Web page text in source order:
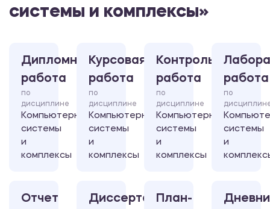
системы и комплексы»
Дипломная
работа
по
дисциплине
Компьютерные
системы
и
комплексы
Курсовая
работа
по
дисциплине
Компьютерные
системы
и
комплексы
Контрольная
работа
по
дисциплине
Компьютерные
системы
и
комплексы
работа
по
системы
и
Отчет
ДиссертацияПлан-